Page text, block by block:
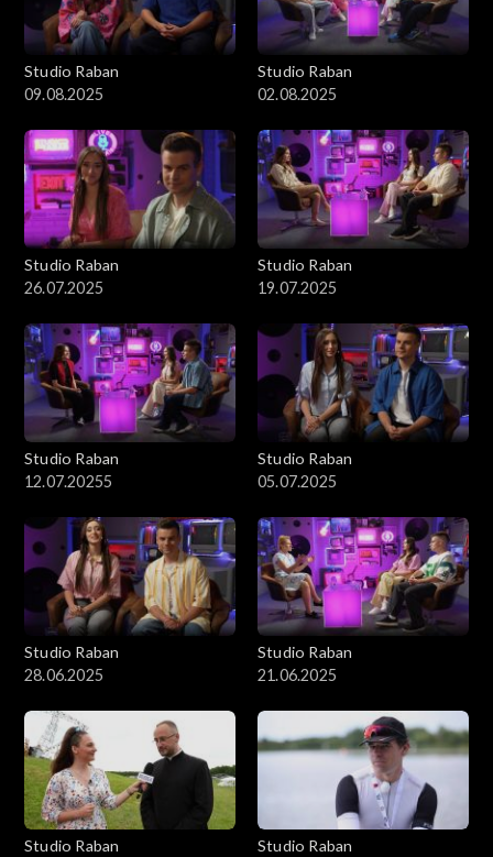
Studio Raban
09.08.2025
Studio Raban
02.08.2025
Studio Raban
26.07.2025
Studio Raban
19.07.2025
Studio Raban
12.07.20255
Studio Raban
05.07.2025
Studio Raban
28.06.2025
Studio Raban
21.06.2025
Studio Raban
Studio Raban